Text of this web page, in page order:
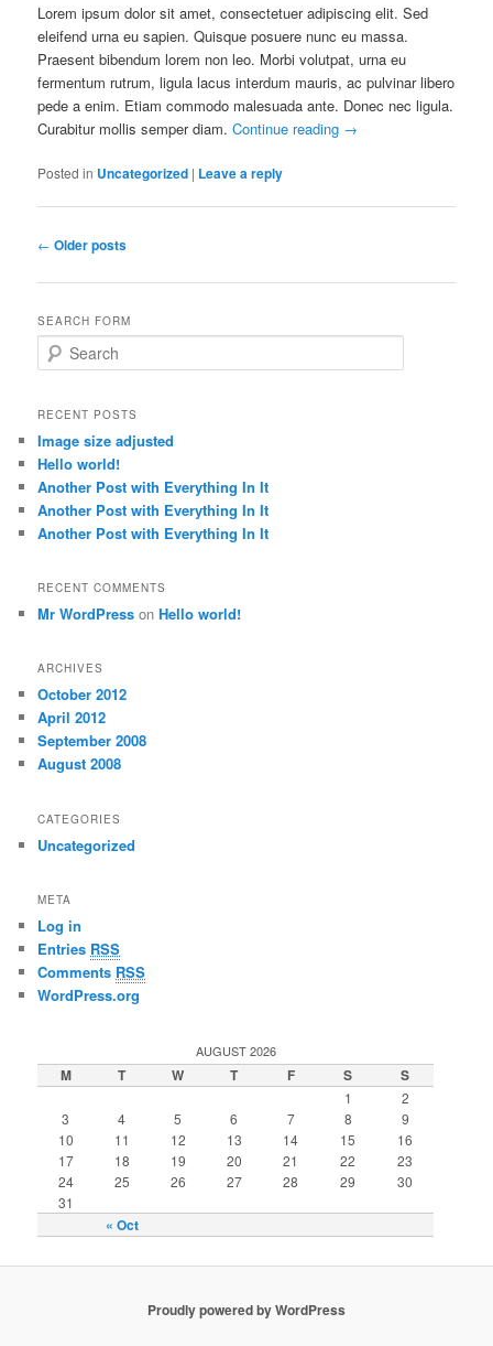
Lorem ipsum dolor sit amet, consectetuer adipiscing elit. Sed
eleifend urna eu sapien. Quisque posuere nunc eu massa.
Praesent bibendum lorem non leo. Morbi volutpat, urna eu
fermentum rutrum, ligula lacus interdum mauris, ac pulvinar libero
pede a enim. Etiam commodo malesuada ante. Donec nec ligula.
Curabitur mollis semper diam.Continue reading →
Posted in Uncategorized | Leave a reply
Post
← Older posts
SEARCH FORM
e
r
h
RECENT POSTS
Image size adjusted
Hello world!
Another Post with Everything In It
Another Post with Everything In It
Another Post with Everything In It
RECENT COMMENTS
Mr WordPress onHello world!
ARCHIVES
October 2012
April 2012
September 2008
August 2008
CATEGORIES
Uncategorized
META
Log in
Entries RSS
Comments RSS
WordPress.org
AUGUST 2026
M T W T F S S
« Oct
1
2
3
4 5 6 7 8
9
10
11 12 13 14 15
16
17
18 19 20 21 22
23
24
25 26 27 28 29
30
31
Proudly powered by WordPress